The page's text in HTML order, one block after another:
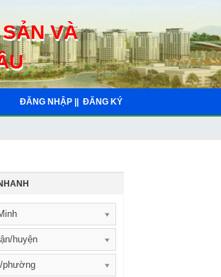
VÀ
ĐĂNG NHẬP || ĐĂNG KÝ
huyện
phường